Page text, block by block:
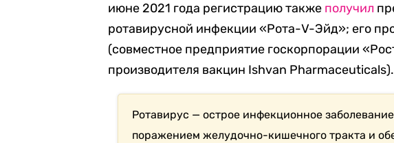
июне 2021 года регистрацию также получил
ротавирусной инфекции «Рота-V-Эйд»; его
(совместное предприятие госкорпорации
производителя вакцин Ishvan Pharmaceuticals).
Ротавирус — острое инфекционное
поражением желудочно-кишечного тракта и